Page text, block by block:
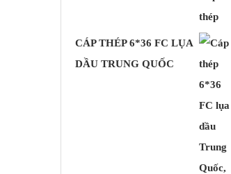
CÁP THÉP 6*36 FC LỤA
DẦU TRUNG QUỐC